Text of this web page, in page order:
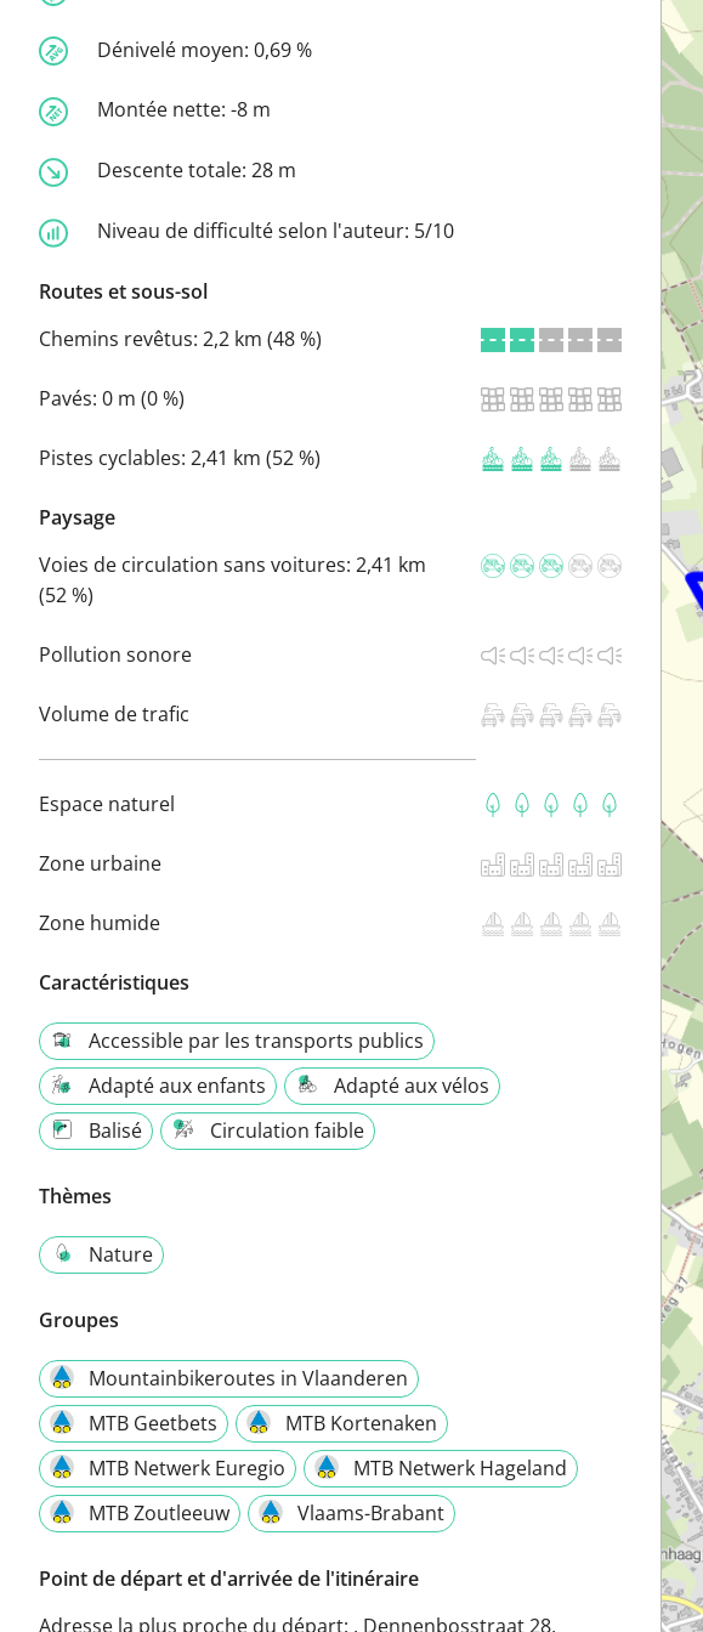
Dénivelé moyen: 0,69 %
Montée nette: -8 m
Descente totale: 28 m
Niveau de difficulté selon l'auteur: 5/10
Routes et sous-sol
Chemins revêtus: 2,2 km (48 %)
Pavés: 0 m (0 %)
Pistes cyclables: 2,41 km (52 %)
Paysage
Voies de circulation sans voitures: 2,41 km
(52 %)
Pollution sonore
Volume de trafic
Espace naturel
Zone urbaine
Zone humide
Caractéristiques
Accessible par les transports publics
Adapté aux enfants
Adapté aux vélos
Balisé
Circulation faible
Thèmes
Nature
Groupes
Mountainbikeroutes in Vlaanderen
MTB Geetbets
MTB Kortenaken
MTB Netwerk Euregio
MTB Netwerk Hageland
MTB Zoutleeuw
Vlaams-Brabant
Point de départ et d'arrivée de l'itinéraire
Adresse la plus proche du départ: , Dennenbosstraat 28,